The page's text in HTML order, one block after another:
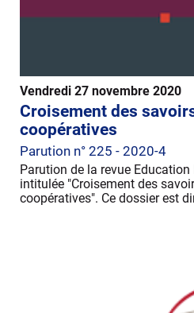
Vendredi 27 novembre 2020
Croisement des
coopératives
Parution n° 225 - 2020-4
Parution de la revue
intitulée "Croisement des
coopératives". Ce dossier est